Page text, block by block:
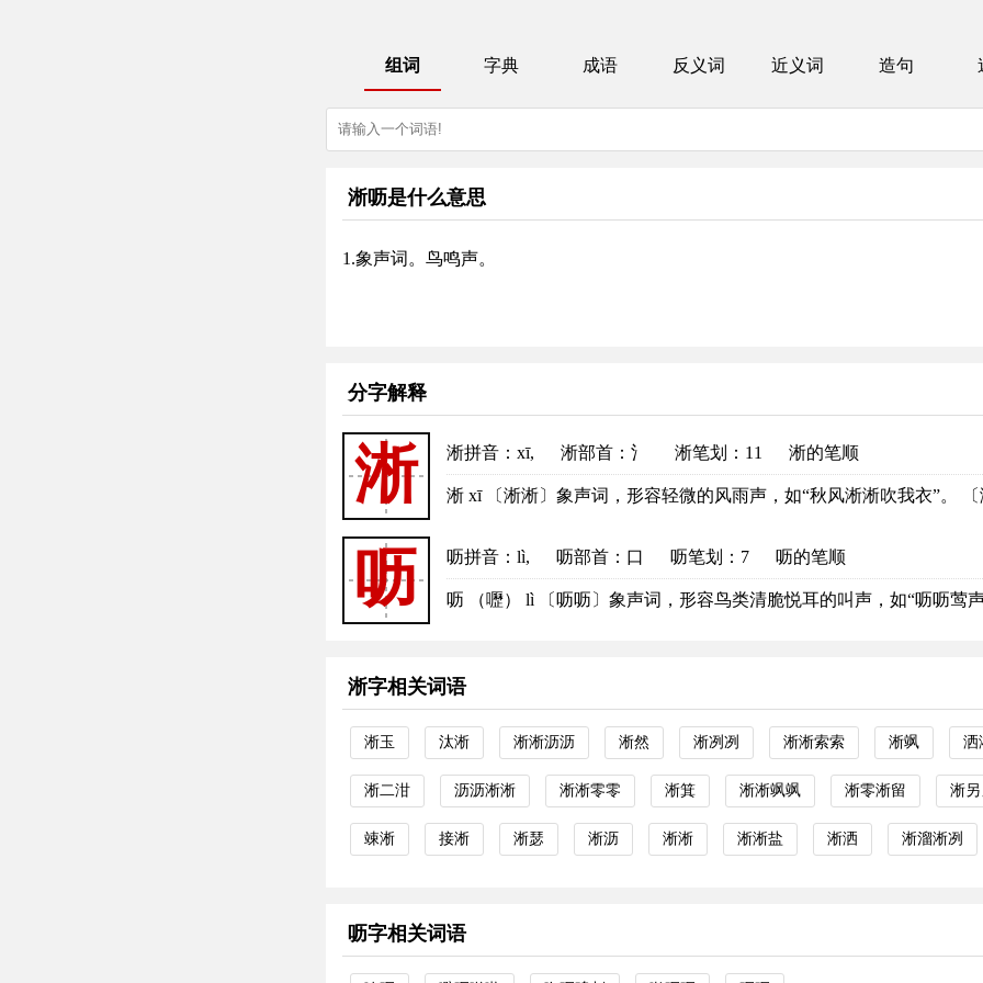
组词 字典 成语 反义词 近义词 造句
淅呖是什么意思
1.象声词。鸟鸣声。
分字解释
淅 淅拼音 ：xī, 淅部首 ：氵 淅笔划：11 淅的笔顺
淅 xī 〔淅淅〕象声词，形容轻微的风雨声，如“秋风淅淅吹我衣”。 〔
呖 呖拼音 ：lì, 呖部首 ：口 呖笔划：7 呖的笔顺
呖 （嚦） lì 〔呖呖〕象声词，形容鸟类清脆悦耳的叫声，如“呖呖莺
淅字相关词语
淅玉 汰淅 淅淅沥沥 淅然 淅冽冽 淅淅索索 淅飒 洒
淅二泔 沥沥淅淅 淅淅零零 淅箕 淅淅飒飒 淅零淅留 淅
竦淅 接淅 淅瑟 淅沥 淅淅 淅淅盐 淅洒 淅溜淅冽
呖字相关词语